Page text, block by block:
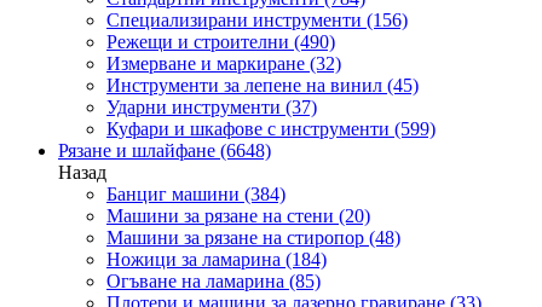
Специализирани инструменти (156)
Режещи и строителни (490)
Измерване и маркиране (32)
Инструменти за лепене на винил (45)
Ударни инструменти (37)
Куфари и шкафове с инструменти (599)
Рязане и шлайфане (6648)
Назад
Банциг машини (384)
Машини за рязане на стени (20)
Машини за рязане на стиропор (48)
Ножици за ламарина (184)
Огъване на ламарина (85)
Плотери и машини за лазерно гравиране (33)